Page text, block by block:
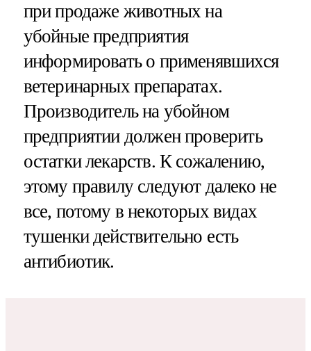
при продаже животных на
убойные предприятия
информировать о применявшихся
ветеринарных препаратах.
Производитель на убойном
предприятии должен проверить
остатки лекарств. К сожалению,
этому правилу следуют далеко не
все, потому в некоторых видах
тушенки действительно есть
антибиотик.